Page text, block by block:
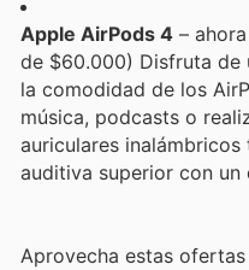
Apple AirPods 4 –
de $60.000) Disfruta
la comodidad de los
música, podcasts o
auriculares
auditiva superior con
Aprovecha estas